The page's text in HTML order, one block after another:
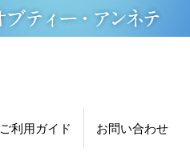
ご利用ガイド お問い合わせ